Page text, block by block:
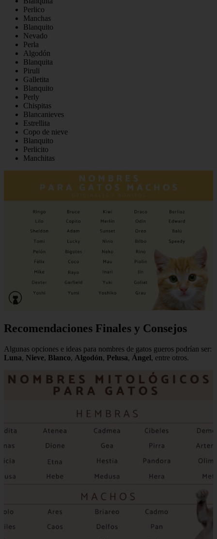
Perlico
Manchas
Blanquito
Nevado
Perla
Algodón
Blanquita
Piruli
Galletita
Blanquito
Perly
Chispitas
Blancanieves
Estrellita
Copo de nieve
Blanquito
Perlicito
Manchitas
Recomendaciones Finales y Consejos
Algunas opciones e ideas para nombres de gatos gueros podrían ser:
Luna, Nieve, Blanco, Algodón, Pelusa, Ángel, entre otros.